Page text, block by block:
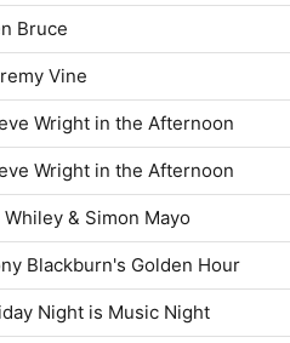
Bruce
Vine
Wright in the Afternoon
Wright in the Afternoon
Whiley & Simon Mayo
Blackburn's Golden Hour
Night is Music Night